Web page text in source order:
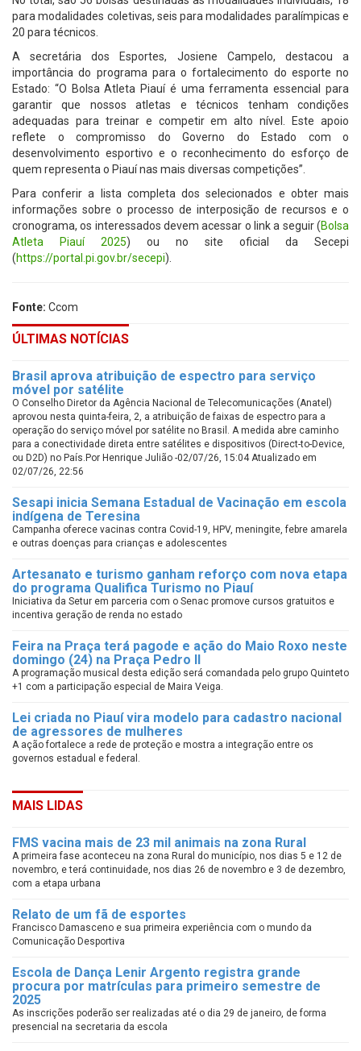
para modalidades coletivas, seis para modalidades paralímpicas e
20 para técnicos.
A secretária dos Esportes, Josiene Campelo, destacou a
importância do programa para o fortalecimento do esporte no
Estado: “O Bolsa Atleta Piauí é uma ferramenta essencial para
garantir que nossos atletas e técnicos tenham condições
adequadas para treinar e competir em alto nível. Este apoio
reflete o compromisso do Governo do Estado com o
desenvolvimento esportivo e o reconhecimento do esforço de
quem representa o Piauí nas mais diversas competições”.
Para conferir a lista completa dos selecionados e obter mais
informações sobre o processo de interposição de recursos e o
cronograma, os interessados devem acessar o link a seguir (Bolsa
Atleta Piauí 2025) ou no site oficial da Secepi
(https://portal.pi.gov.br/secepi).
Fonte: Ccom
ÚLTIMAS NOTÍCIAS
Brasil aprova atribuição de espectro para serviço
móvel por satélite
O Conselho Diretor da Agência Nacional de Telecomunicações (Anatel)
aprovou nesta quinta-feira, 2, a atribuição de faixas de espectro para a
operação do serviço móvel por satélite no Brasil. A medida abre caminho
para a conectividade direta entre satélites e dispositivos (Direct-to-Device,
ou D2D) no País.Por Henrique Julião -02/07/26, 15:04 Atualizado em
02/07/26, 22:56
Sesapi inicia Semana Estadual de Vacinação em escola
indígena de Teresina
Campanha oferece vacinas contra Covid-19, HPV, meningite, febre amarela
e outras doenças para crianças e adolescentes
Artesanato e turismo ganham reforço com nova etapa
do programa Qualifica Turismo no Piauí
Iniciativa da Setur em parceria com o Senac promove cursos gratuitos e
incentiva geração de renda no estado
Feira na Praça terá pagode e ação do Maio Roxo neste
domingo (24) na Praça Pedro II
A programação musical desta edição será comandada pelo grupo Quinteto
+1 com a participação especial de Maira Veiga.
Lei criada no Piauí vira modelo para cadastro nacional
de agressores de mulheres
A ação fortalece a rede de proteção e mostra a integração entre os
governos estadual e federal.
MAIS LIDAS
FMS vacina mais de 23 mil animais na zona Rural
A primeira fase aconteceu na zona Rural do município, nos dias 5 e 12 de
novembro, e terá continuidade, nos dias 26 de novembro e 3 de dezembro,
com a etapa urbana
Relato de um fã de esportes
Francisco Damasceno e sua primeira experiência com o mundo da
Comunicação Desportiva
Escola de Dança Lenir Argento registra grande
procura por matrículas para primeiro semestre de
2025
As inscrições poderão ser realizadas até o dia 29 de janeiro, de forma
presencial na secretaria da escola